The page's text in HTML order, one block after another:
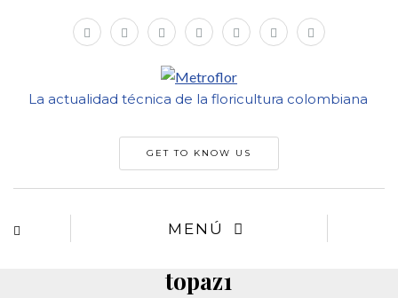
La actualidad técnica de la floricultura colombiana
GET TO KNOW US
MENÚ
topaz1